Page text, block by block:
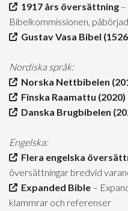
1917 års översättning
Bibelkommissionen,
Gustav Vasa Bibel
Nordiska språk:
Norska Nettbibelen
Finska Raamattu (2020)
Danska Brugbibelen
Engelska:
Flera engelska
översättningar bredvid
Expanded Bible –
klammrar och referenser